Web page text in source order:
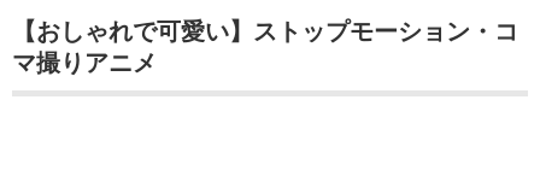
【おしゃれで可愛い】ストップモーション・コ
マ撮りアニメ